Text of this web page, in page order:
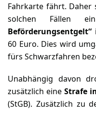
Fahrkarte fährt. Daher
solchen Fällen
Beförderungsentgelt“
60 Euro. Dies wird
fürs Schwarzfahren
Unabhängig davon
zusätzlich eine Strafe
(StGB). Zusätzlich zu